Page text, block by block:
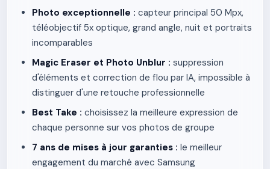
Photo exceptionnelle : capteur principal 50 Mpx,
téléobjectif 5x optique, grand angle, nuit et portraits
incomparables
Magic Eraser et Photo Unblur : suppression
d'éléments et correction de flou par IA, impossible à
distinguer d'une retouche professionnelle
Best Take : choisissez la meilleure expression de
chaque personne sur vos photos de groupe
7 ans de mises à jour garanties : le meilleur
engagement du marché avec Samsung